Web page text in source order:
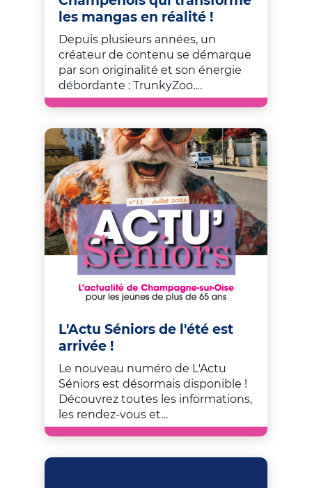
les mangas en réalité !
Depuis plusieurs années, un
créateur de contenu se démarque
par son originalité et son énergie
débordante : TrunkyZoo.…
L'Actu Séniors de l'été est
arrivée !
Le nouveau numéro de L'Actu
Séniors est désormais disponible !
Découvrez toutes les informations,
les rendez-vous et…